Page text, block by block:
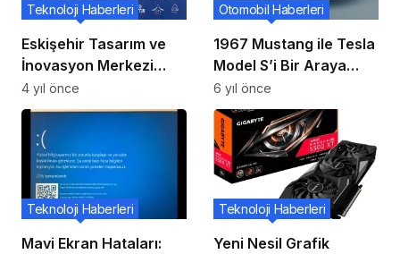
Eskişehir Tasarım ve
İnovasyon Merkezi
(ETİM)Bakan Varank’ın
Katılımıyla Açıldı
Teknoloji Haberleri
4 yıl önce
1967 Mustang ile Tesla
Model S’i Bir Araya
Getiren Otomobil: Aviar
R67!
Otomobil Haberleri
6 yıl önce
Mavi Ekran Hataları:
Teknoloji Haberleri
Yeni Nesil Grafik
Teknoloji Haberleri